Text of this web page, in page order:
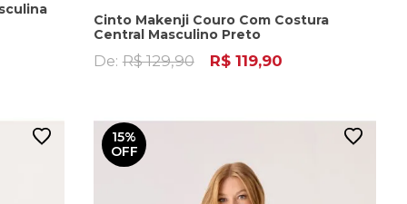
Cinto Makenji Couro Com Costura
Central Masculino Preto
De: R$ 129,90 R$ 119,90
15%
OFF